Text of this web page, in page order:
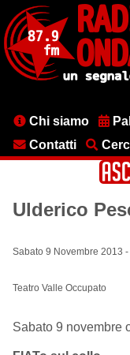
contenuto
principale
MenuChi siamo
Contatti
Ulderico
Sabato 9 Novembre 2013
Teatro Valle Occupato
Sabato 9 novembre